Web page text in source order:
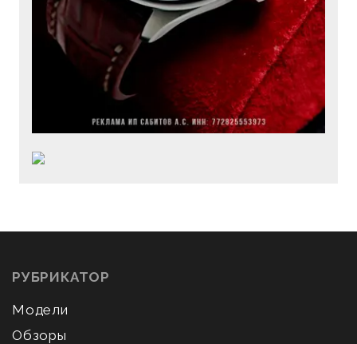
РУБРИКАТОР
Модели
Обзоры